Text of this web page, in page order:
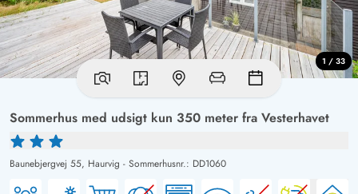
Sommerhus med udsigt kun 350 meter fra Vesterhavet
Baunebjergvej 55, Haurvig - Sommerhusnr.: DD1060
1 / 33